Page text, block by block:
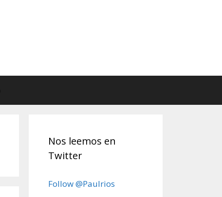
Nos leemos en
Twitter
Follow @Paulrios